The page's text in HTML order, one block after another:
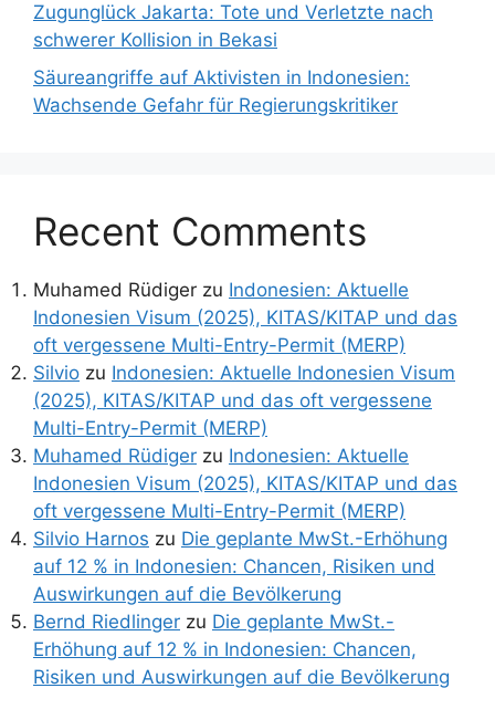
Zugunglück Jakarta: Tote und Verletzte nach
schwerer Kollision in Bekasi
Säureangriffe auf Aktivisten in Indonesien:
Wachsende Gefahr für Regierungskritiker
Recent Comments
Muhamed Rüdiger zu Indonesien: Aktuelle
Indonesien Visum (2025), KITAS/KITAP und das
oft vergessene Multi-Entry-Permit (MERP)
Silvio zu Indonesien: Aktuelle Indonesien Visum
(2025), KITAS/KITAP und das oft vergessene
Multi-Entry-Permit (MERP)
Muhamed Rüdiger zu Indonesien: Aktuelle
Indonesien Visum (2025), KITAS/KITAP und das
oft vergessene Multi-Entry-Permit (MERP)
Silvio Harnos zu Die geplante MwSt.-Erhöhung
auf 12 % in Indonesien: Chancen, Risiken und
Auswirkungen auf die Bevölkerung
Bernd Riedlinger zu Die geplante MwSt.-
Erhöhung auf 12 % in Indonesien: Chancen,
Risiken und Auswirkungen auf die Bevölkerung